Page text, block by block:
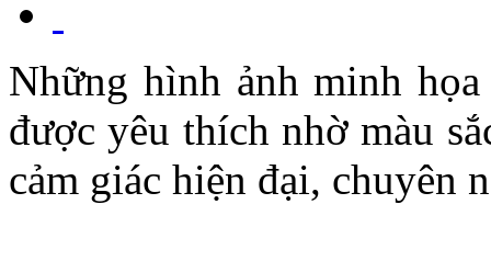
Những hình ảnh minh
được yêu thích nhờ màu
cảm giác hiện đại, chuyên